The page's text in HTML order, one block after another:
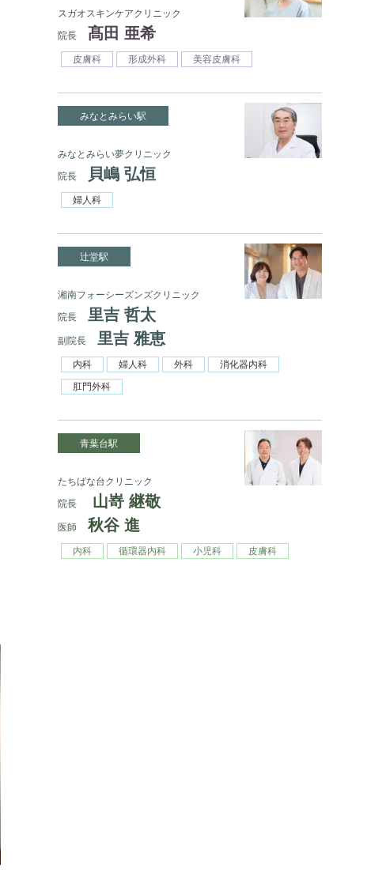
スガオスキンケアクリニック
院長
髙田 亜希
皮膚科 形成外科 美容皮膚科
みなとみらい駅
みなとみらい夢クリニック
院長
貝嶋 弘恒
婦人科
辻堂駅
湘南フォーシーズンズクリニック
院長
里吉 哲太
副院長 里吉 雅恵
内科 婦人科 外科
消化器内科
肛門外科
青葉台駅
たちばな台クリニック
院長
山嵜 継敬
医師 秋谷 進
内科 循環器内科 小児科 皮膚科